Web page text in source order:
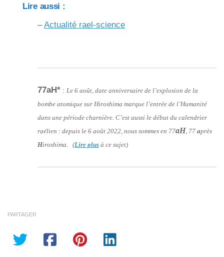
Lire aussi :
–Actualité rael-science
77aH* : Le 6 août, date anniversaire de l’explosion de la
bombe atomique sur Hiroshima marque l’entrée de l’Humanité
dans une période charnière. C’est aussi le début du calendrier
raélien : depuis le 6 août 2022, nous sommes en 77aH, 77 après
Hiroshima. (Lire plus à ce sujet)
PARTAGER